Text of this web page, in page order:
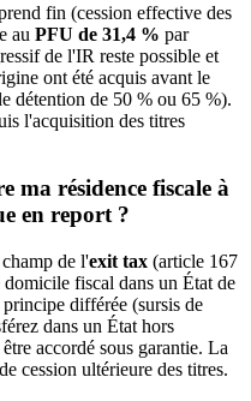
fin (cession effective des
au PFU de 31,4 % par
de l'IR reste possible et
ont été acquis avant le
détention de 50 % ou 65 %).
l'acquisition des titres
ma résidence fiscale à
en report ?
de l'exit tax (article 167
fiscal dans un État de
différée (sursis de
dans un État hors
accordé sous garantie. La
cession ultérieure des titres.